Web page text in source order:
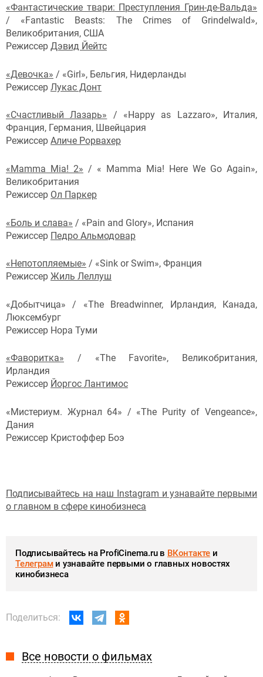
«Фантастические твари: Преступления Грин-де-Вальда»
/ «Fantastic Beasts: The Crimes of Grindelwald»,
Великобритания, США
Режиссер Дэвид Йейтс
«Девочка» / «Girl», Бельгия, Нидерланды
Режиссер Лукас Донт
«Счастливый Лазарь» / «Happy as Lazzaro», Италия,
Франция, Германия, Швейцария
Режиссер Аличе Рорвахер
«Mamma Mia! 2» / « Mamma Mia! Here We Go Again»,
Великобритания
Режиссер Ол Паркер
«Боль и слава» / «Pain and Glory», Испания
Режиссер Педро Альмодовар
«Непотопляемые» / «Sink or Swim», Франция
Режиссер Жиль Леллуш
«Добытчица» / «The Breadwinner, Ирландия, Канада,
Люксембург
Режиссер Нора Туми
«Фаворитка» / «The Favorite», Великобритания,
Ирландия
Режиссер Йоргос Лантимос
«Мистериум. Журнал 64» / «The Purity of Vengeance»,
Дания
Режиссер Кристоффер Боэ
Подписывайтесь на наш Instagram и узнавайте первыми
о главном в сфере кинобизнеса
Подписывайтесь на ProfiCinema.ru в ВКонтакте и
Телеграми узнавайте первыми о главных новостях
кинобизнеса
Поделиться:
Все новости о фильмах